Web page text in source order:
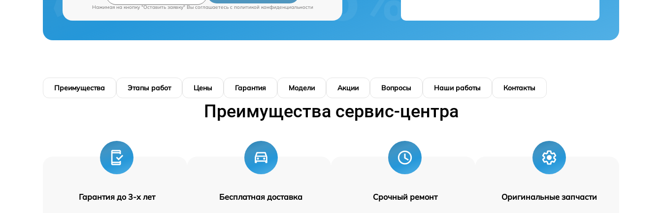
Нажимая на кнопку "Оставить заявку" Вы соглашаетесь c политикой конфиденциальности
Преимущества Этапы работ Цены Гарантия Модели Акции Вопросы Наши работы Контакты
Преимущества сервис-центра
Гарантия до 3-х лет Бесплатная доставка Срочный ремонт Оригинальные запчасти